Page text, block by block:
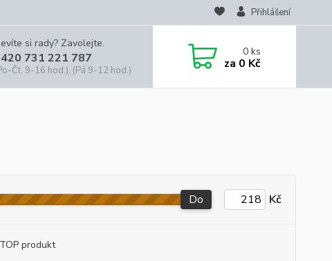
Přihlášení
si rady? Zavolejte.
731 221 787
Čt, 9-16 hod.), (Pá 9-12 hod.)
0ks
za 0 Kč
Do Kč
TOP produkt